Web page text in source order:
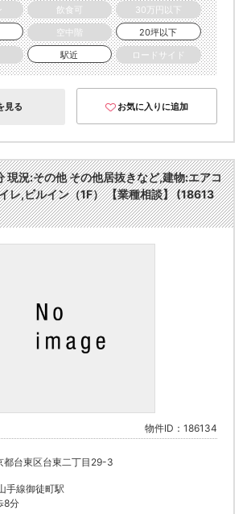
飲食可
30万円以下
空中階
20坪以下
駅近 ロードサイド
見る お気に入りに追加
現況:その他 その他居抜きなど,建物:エアコ
レ,ビルイン（1F） 【業種相談】 (18613
物件ID：186134
都台東区台東二丁目29-3
手線御徒町駅
8分